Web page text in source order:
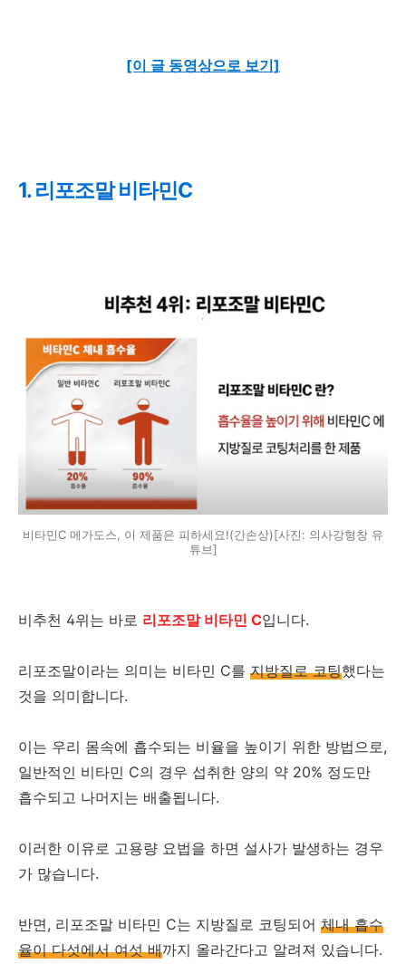
[이 글 동영상으로 보기]
1. 리포조말 비타민C
비타민C 메가도스, 이 제품은 피하세요!(간손상)[사진: 의사강형창 유
튜브]
비추천 4위는 바로 리포조말 비타민 C입니다.
리포조말이라는 의미는 비타민 C를 지방질로 코팅했다는
것을 의미합니다.
이는 우리 몸속에 흡수되는 비율을 높이기 위한 방법으로,
일반적인 비타민 C의 경우 섭취한 양의 약 20% 정도만
흡수되고 나머지는 배출됩니다.
이러한 이유로 고용량 요법을 하면 설사가 발생하는 경우
가 많습니다.
반면, 리포조말 비타민 C는 지방질로 코팅되어 체내 흡수
율이 다섯에서 여섯 배까지 올라간다고 알려져 있습니다.